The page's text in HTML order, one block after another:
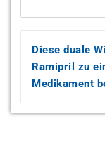
Diese duale
Ramipril zu
Medikament